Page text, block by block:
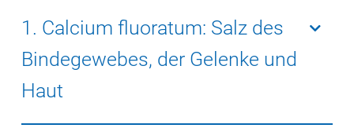
1. Calcium fluoratum: Salz des
Bindegewebes, der Gelenke und
Haut
Soll Bindegewebe und Haut festigen und Gewebe